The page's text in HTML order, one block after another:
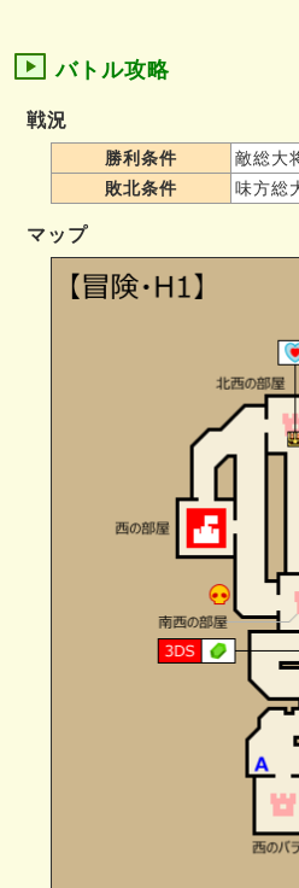
バトル攻略
戦況
勝利条件
敵総大
敗北条件
味方総
マップ